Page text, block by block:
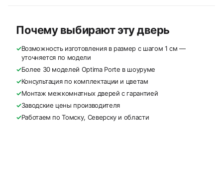
Почему выбирают эту дверь
✓Возможность изготовления в размер с шагом 1 см —
уточняется по модели
✓Более 30 моделей Optima Porte в шоуруме
✓Консультация по комплектации и цветам
✓Монтаж межкомнатных дверей с гарантией
✓Заводские цены производителя
✓Работаем по Томску, Северску и области